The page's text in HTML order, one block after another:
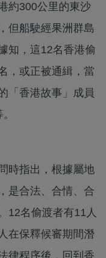
約300公里的東沙
但船駛經果洲群島
知，這12名香港偷
，或正被通緝，當
「香港故事」成員
時指出，根據屬地
是合法、合情、合
12名偷渡者有11人
在保釋候審期間潛
律程序後，回到香